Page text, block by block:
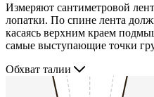
Измеряют сантиметровой
лопатки. По спине лента
касаясь верхним краем
самые выступающие точки
Обхват талии